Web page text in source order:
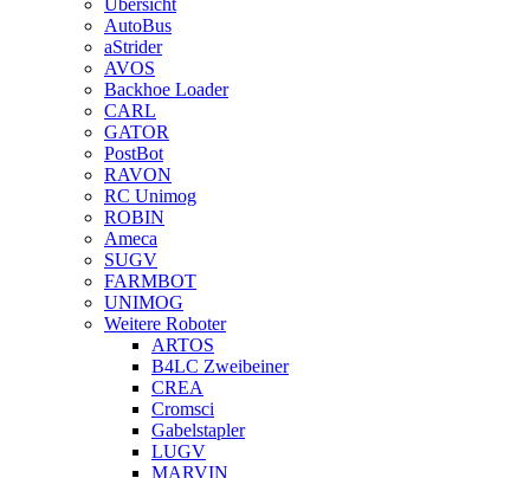
Übersicht
AutoBus
aStrider
AVOS
Backhoe Loader
CARL
GATOR
PostBot
RAVON
RC Unimog
ROBIN
Ameca
SUGV
FARMBOT
UNIMOG
Weitere Roboter
ARTOS
B4LC Zweibeiner
CREA
Cromsci
Gabelstapler
LUGV
MARVIN